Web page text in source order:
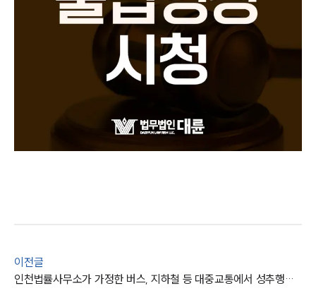
이전글
인천법률사무소가 가정한 버스, 지하철 등 대중교통에서 성추행을 저지른다면?